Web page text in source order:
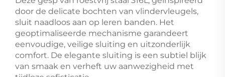
door de delicate bochten van vlindervleugels,
sluit naadloos aan op leren banden. Het
geoptimaliseerde mechanisme garandeert
eenvoudige, veilige sluiting en uitzonderlijk
comfort. De elegante sluiting is een subtiel blijk
van smaak en verheft uw aanwezigheid met